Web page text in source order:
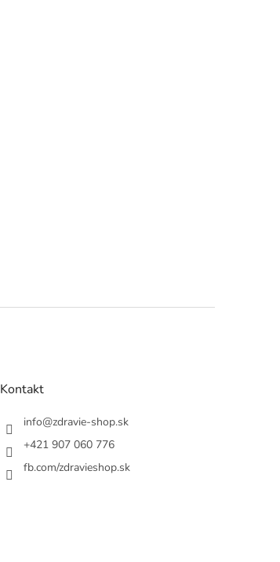
Kontakt
info@zdravie-shop.sk
+421 907 060 776
fb.com/zdravieshop.sk